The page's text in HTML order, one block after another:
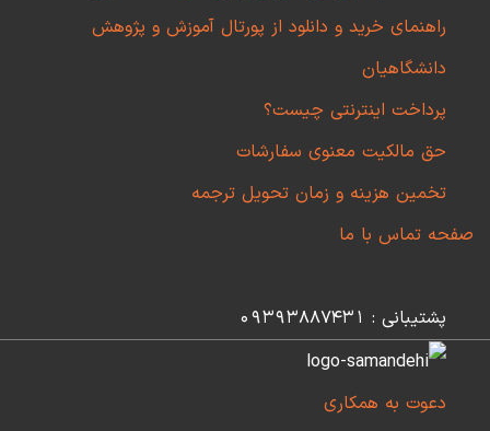
راهنمای خرید و دانلود از پورتال آموزش و پژوهش
دانشگاهیان
پرداخت اینترنتی چیست؟
حق مالکیت معنوی سفارشات
تخمین هزینه و زمان تحویل ترجمه
صفحه تماس با ما
پشتیبانی : 09393887431
دعوت به همکاری